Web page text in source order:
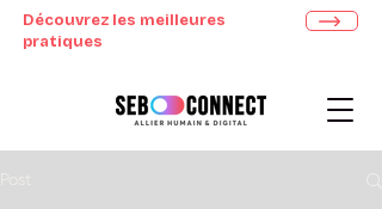
Découvrez les meilleures
pratiques